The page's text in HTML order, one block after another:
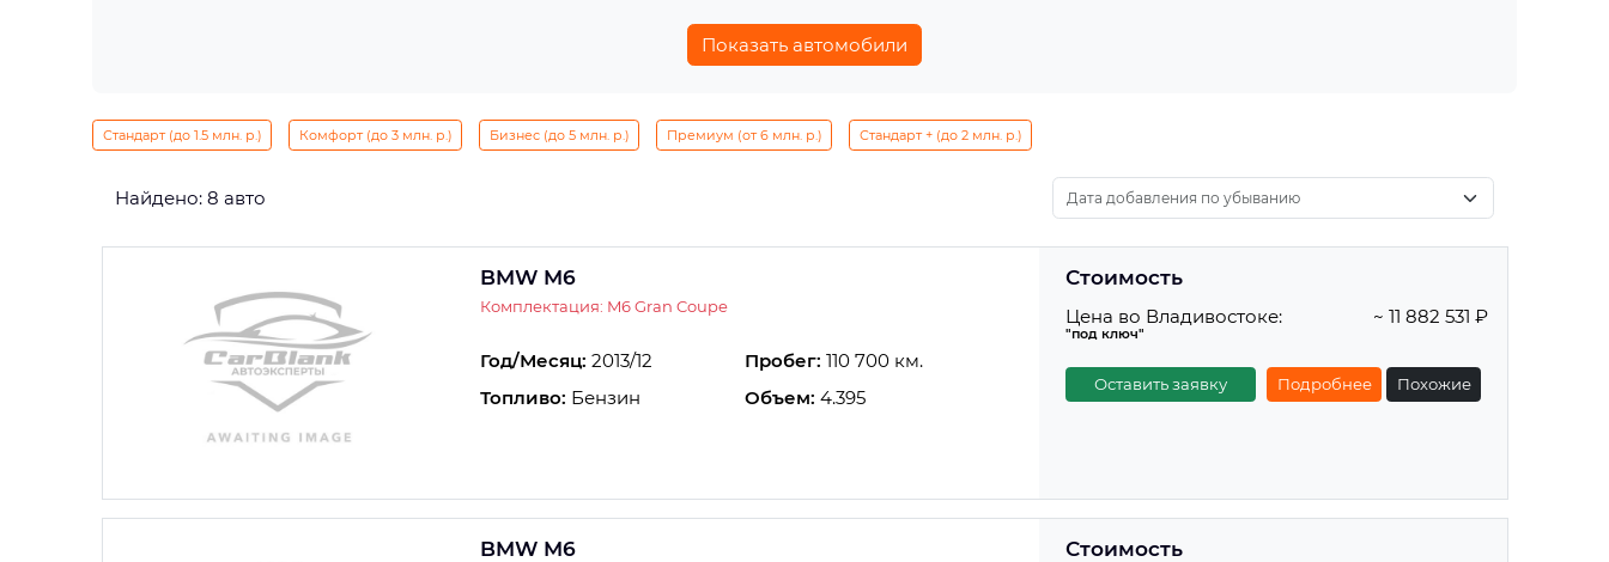
Показать автомобили
Стандарт (до 1.5 млн. р.) Комфорт (до 3 млн. р.) Бизнес (до 5 млн. р.) Премиум (от 6 млн. р.) Стандарт + (до 2 млн. р.)
Найдено: 8 авто
BMW M6
Комплектация: M6 Gran Coupe
Год/Месяц: 2013/12 Пробег: 110 700 км.
Топливо: Бензин Объем: 4.395
Стоимость
Цена во Владивостоке:
"под ключ"
~ 11 882 531 ₽
Оставить заявку Подробнее Похожие
BMW M6 Стоимость